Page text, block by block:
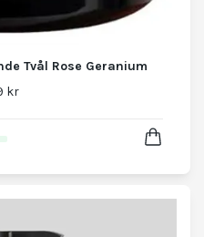
Tvål Rose Geranium
kr